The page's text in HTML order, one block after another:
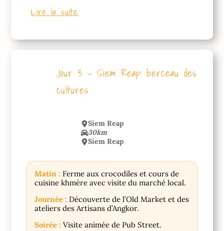
Lire la suite
Jour 3 – Siem Reap berceau des
cultures
Siem Reap
30km
Siem Reap
Matin : Ferme aux crocodiles et cours de
cuisine khmère avec visite du marché local.
Journée : Découverte de l’Old Market et des
ateliers des Artisans d’Angkor.
Soirée : Visite animée de Pub Street.